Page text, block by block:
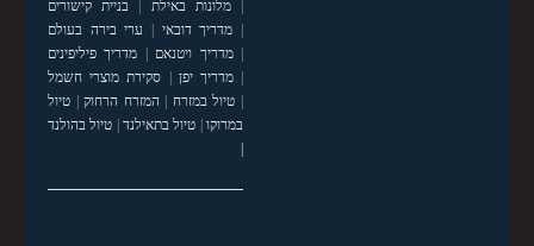
|מלונות באילת | בניית קישורים
| מדריך דובאי | ערי בירה בעולם
|מדריך ויטנאם | מדריך פיליפינים
|מדריך יפן | סקירת מוצרי חשמל
| טיול במזרח | המזרח הרחוק| טיול
במרוקו| טיול בתאילנד| טיול בהולנד
|